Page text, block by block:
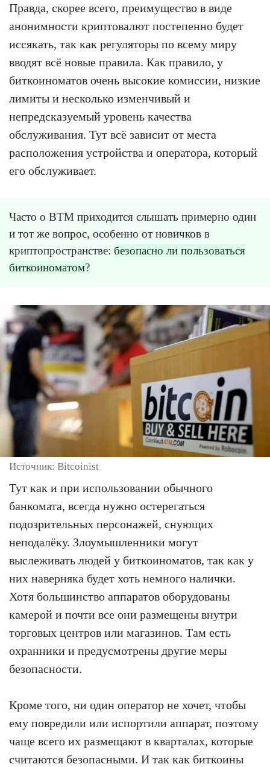
Правда, скорее всего, преимущество в виде
анонимности криптовалют постепенно будет
иссякать, так как регуляторы по всему миру
вводят всё новые правила. Как правило, у
биткоиноматов очень высокие комиссии, низкие
лимиты и несколько изменчивый и
непредсказуемый уровень качества
обслуживания. Тут всё зависит от места
расположения устройства и оператора, который
его обслуживает.
Часто о BTM приходится слышать примерно один
и тот же вопрос, особенно от новичков в
криптопространстве: безопасно ли пользоваться
биткоиноматом?
Источник: Bitcoinist
Тут как и при использовании обычного
банкомата, всегда нужно остерегаться
подозрительных персонажей, снующих
неподалёку. Злоумышленники могут
выслеживать людей у биткоиноматов, так как у
них наверняка будет хоть немного налички.
Хотя большинство аппаратов оборудованы
камерой и почти все они размещены внутри
торговых центров или магазинов. Там есть
охранники и предусмотрены другие меры
безопасности.
Кроме того, ни один оператор не хочет, чтобы
ему повредили или испортили аппарат, поэтому
чаще всего их размещают в кварталах, которые
считаются безопасными. И так как биткоины